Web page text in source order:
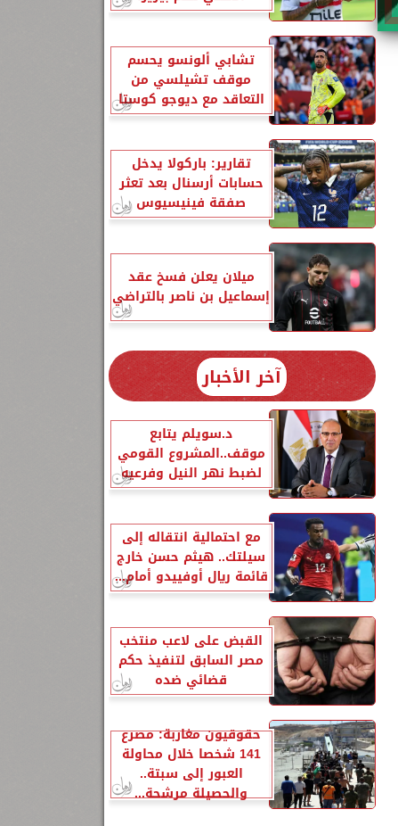
تشابي ألونسو يحسم
موقف تشيلسي من
التعاقد مع ديوجو كوستا
تقارير: باركولا يدخل
حسابات أرسنال بعد تعثر
صفقة فينيسيوس
ميلان يعلن فسخ عقد
إسماعيل بن ناصر بالتراضي
آخر الأخبار
د.سويلم يتابع
موقف..المشروع القومي
لضبط نهر النيل وفرعيه
مع احتمالية انتقاله إلى
سيلتك.. هيثم حسن خارج
قائمة ريال أوفييدو أمام...
القبض على لاعب منتخب
مصر السابق لتنفيذ حكم
قضائي ضده
حقوقيون مغاربة: مصرع
141 شخصا خلال محاولة
العبور إلى سبتة..
والحصيلة مرشحة...